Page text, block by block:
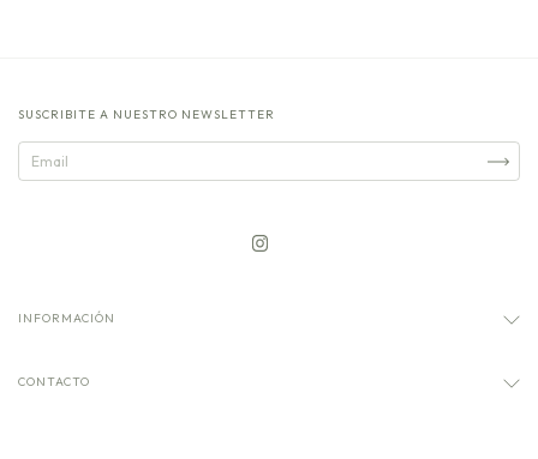
SUSCRIBITE A NUESTRO NEWSLETTER
INFORMACIÓN
CONTACTO